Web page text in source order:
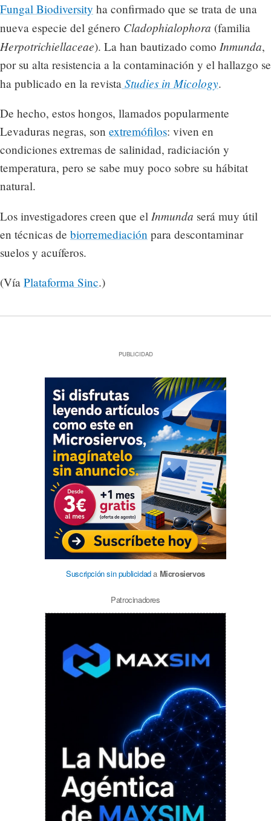
Fungal Biodiversity ha confirmado que se trata de una
nueva especie del género Cladophialophora (familia
Herpotrichiellaceae). La han bautizado como Inmunda,
por su alta resistencia a la contaminación y el hallazgo se
ha publicado en la revista Studies in Micology.
De hecho, estos hongos, llamados popularmente
Levaduras negras, son extremófilos: viven en
condiciones extremas de salinidad, radiciación y
temperatura, pero se sabe muy poco sobre su hábitat
natural.
Los investigadores creen que el Inmunda será muy útil
en técnicas de biorremediación para descontaminar
suelos y acuíferos.
(Vía Plataforma Sinc.)
PUBLICIDAD
Suscripción sin publicidada Microsiervos
Patrocinadores